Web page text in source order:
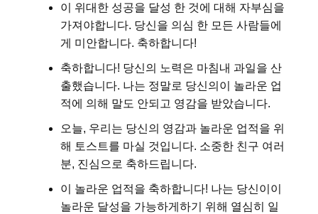
이 위대한 성공을 달성 한 것에 대해 자부심을
가져야합니다. 당신을 의심 한 모든 사람들에
게 미안합니다. 축하합니다!
축하합니다! 당신의 노력은 마침내 과일을 산
출했습니다. 나는 정말로 당신의이 놀라운 업
적에 의해 말도 안되고 영감을 받았습니다.
오늘, 우리는 당신의 영감과 놀라운 업적을 위
해 토스트를 마실 것입니다. 소중한 친구 여러
분, 진심으로 축하드립니다.
이 놀라운 업적을 축하합니다! 나는 당신이이
놀라운 달성을 가능하게하기 위해 열심히 일